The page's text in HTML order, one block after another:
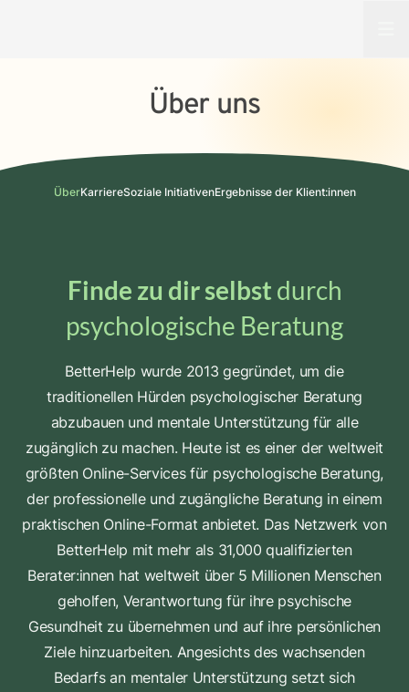
Über uns
ÜberKarriereSoziale InitiativenErgebnisse der Klient:innen
Finde zu dir selbst durch
psychologische Beratung
BetterHelp wurde 2013 gegründet, um die
traditionellen Hürden psychologischer Beratung
abzubauen und mentale Unterstützung für alle
zugänglich zu machen. Heute ist es einer der weltweit
größten Online-Services für psychologische Beratung,
der professionelle und zugängliche Beratung in einem
praktischen Online-Format anbietet. Das Netzwerk von
BetterHelp mit mehr als 31,000 qualifizierten
Berater:innen hat weltweit über 5 Millionen Menschen
geholfen, Verantwortung für ihre psychische
Gesundheit zu übernehmen und auf ihre persönlichen
Ziele hinzuarbeiten. Angesichts des wachsenden
Bedarfs an mentaler Unterstützung setzt sich